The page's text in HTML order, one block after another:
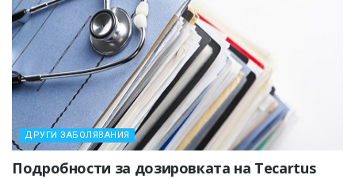
ДРУГИ ЗАБОЛЯВАНИЯ
Подробности за дозировката на Tecartus